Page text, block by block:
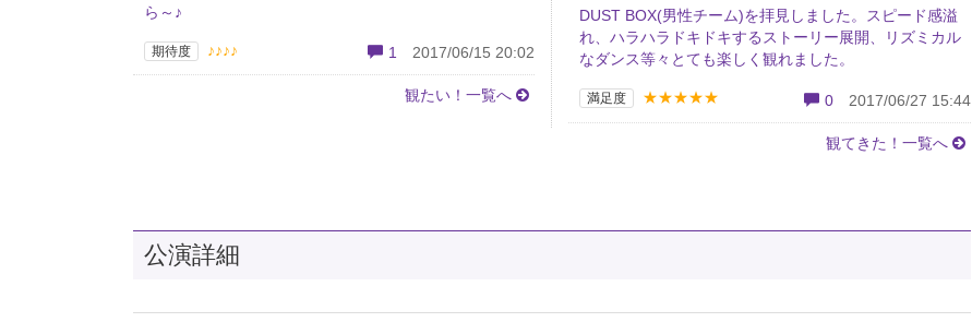
ら～♪
期待度 ♪♪♪♪ 1 2017/06/15 20:02
観たい！一覧へ
DUST BOX(男性チーム)を拝見しました。スピード感溢
れ、ハラハラドキドキするストーリー展開、リズミカル
なダンス等々とても楽しく観れました。
満足度 ★★★★★ 0 2017/06/27 15:44
観てきた！一覧へ
公演詳細